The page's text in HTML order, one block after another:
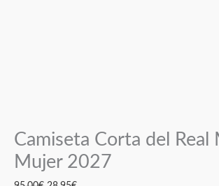
Camiseta Corta del Real
Mujer 2027